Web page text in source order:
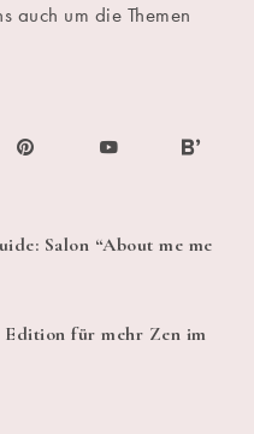
auch um die Themen
Salon “About me me
für mehr Zen im